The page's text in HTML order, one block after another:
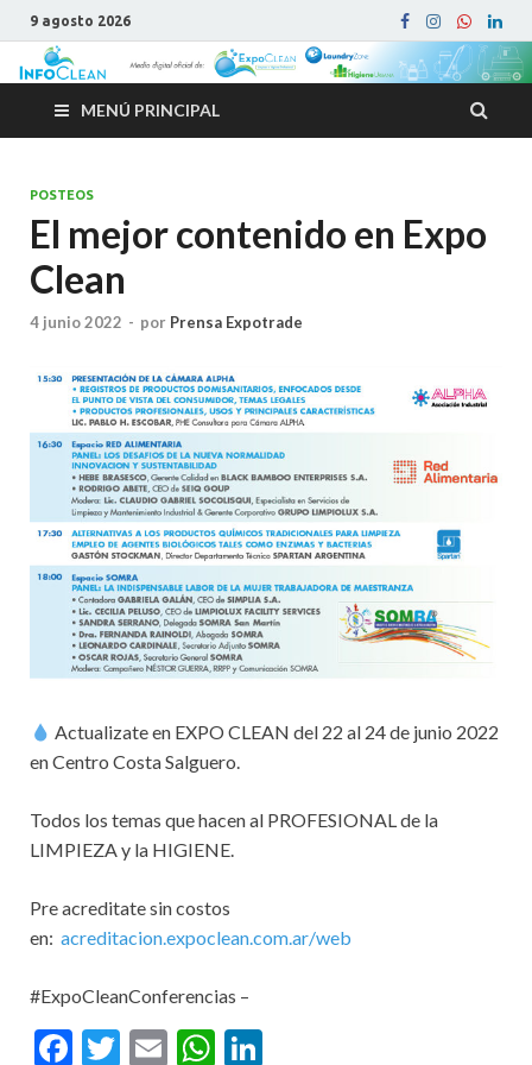
9 agosto 2026
MENÚ PRINCIPAL
POSTEOS
El mejor contenido en Expo
Clean
4 junio 2022 - por Prensa Expotrade
Actualizate en EXPO CLEAN del 22 al 24 de junio 2022
en Centro Costa Salguero.
Todos los temas que hacen al PROFESIONAL de la
LIMPIEZA y la HIGIENE.
Pre acreditate sin costos
en: acreditacion.expoclean.com.ar/web
#ExpoCleanConferencias –
F
T
E
W